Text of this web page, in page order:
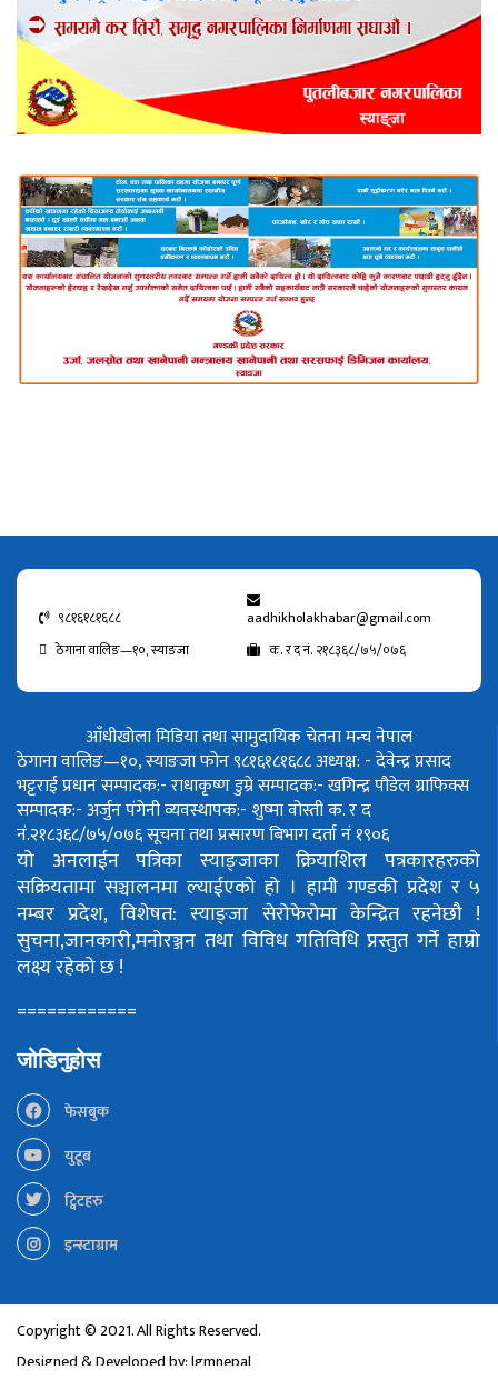
९८१६१८१६८८
aadhikholakhabar@gmail.com
ठेगाना वालिङ—१०, स्याङजा
क. र द नं. २१८३६८/७५/०७६
आँधीखोला मिडिया तथा सामुदायिक चेतना मन्च नेपाल
ठेगाना वालिङ—१०, स्याङजा फोन ९८१६१८१६८८अध्यक्ष: - देवेन्द्र प्रसाद
भट्टराईप्रधान सम्पादक:- राधाकृष्ण डुम्रेसम्पादक:- खगिन्द्र पौडेलग्राफिक्स
सम्पादक:- अर्जुन पंगेनीव्यवस्थापक:- शुष्मा वोस्तीक. र द
नं.२१८३६८/७५/०७६सूचना तथा प्रसारण बिभाग दर्ता नं १९०६
यो अनलाईन पत्रिका स्याङ्जाका क्रियाशिल पत्रकारहरुको
सक्रियतामा सञ्चालनमा ल्याईएको हो । हामी गण्डकी प्रदेश र ५
नम्बर प्रदेश, विशेषत: स्याङ्जा सेरोफेरोमा केन्द्रित रहनेछौ !
सुचना,जानकारी,मनोरञ्जन तथा विविध गतिविधि प्रस्तुत गर्ने हाम्रो
लक्ष्य रहेको छ !
============
जोडिनुहोस
फेसबुक
युटूब
ट्विटहरु
इन्स्टाग्राम
Copyright © 2021. All Rights Reserved.
Designed & Developed by:lgmnepal